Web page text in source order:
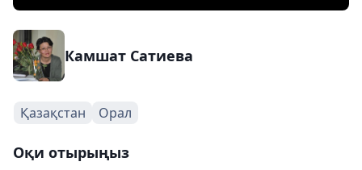
Камшат Сатиева
Қазақстан Орал
Оқи отырыңыз